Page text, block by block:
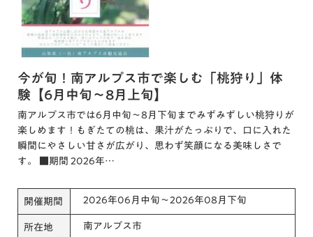
今が旬！南アルプス市で楽しむ「桃狩り」体
験【6月中旬～8月上旬】
南アルプス市では6月中旬〜8月下旬までみずみずしい桃狩りが
楽しめます！もぎたての桃は、果汁がたっぷりで、口に入れた
瞬間にやさしい甘さが広がり、思わず笑顔になる美味しさで
す。 ■期間 2026年…
開催期間 2026年06月中旬～2026年08月下旬
所在地 南アルプス市